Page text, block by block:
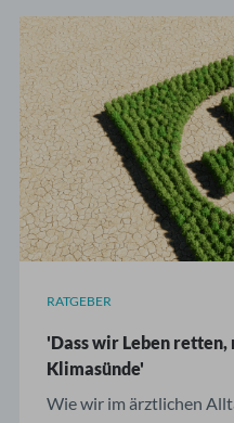
Jahr erkranken 10
Tuberkulose und 1,5 ...
RATGEBER
'Dass wir Leben
Klimasünde'
Wie wir im ärztlichen